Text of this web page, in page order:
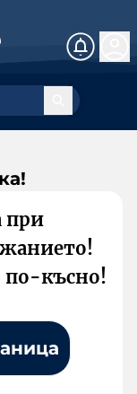
при
по-късно!